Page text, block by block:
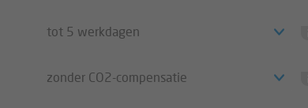
tot 5 werkdagen
zonder CO2-compensatie